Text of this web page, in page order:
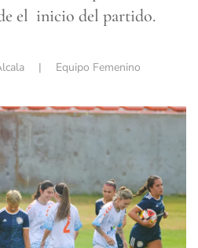
el inicio del partido.
| Equipo Femenino